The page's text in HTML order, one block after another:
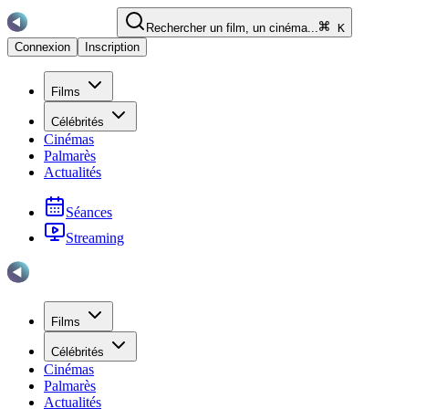
Rechercher un film, un cinéma...
K
Connexion
Inscription
Films
Célébrités
Cinémas
Palmarès
Actualités
Séances
Streaming
Films
Célébrités
Cinémas
Palmarès
Actualités